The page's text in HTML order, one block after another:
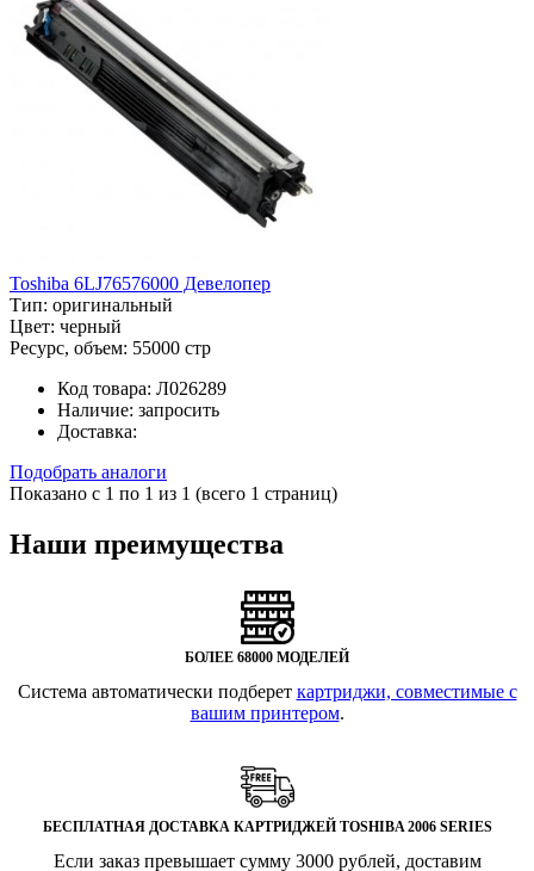
Toshiba 6LJ76576000 Девелопер
Тип: оригинальный
Цвет: черный
Ресурс, объем: 55000 стр
Код товара: Л026289
Наличие: запросить
Доставка:
Подобрать аналоги
Показано с 1 по 1 из 1 (всего 1 страниц)
Наши преимущества
БОЛЕЕ 68000 МОДЕЛЕЙ
Система автоматически подберет картриджи, совместимые с
вашим принтером.
БЕСПЛАТНАЯ ДОСТАВКА КАРТРИДЖЕЙ TOSHIBA 2006 SERIES
Если заказ превышает сумму 3000 рублей, доставим